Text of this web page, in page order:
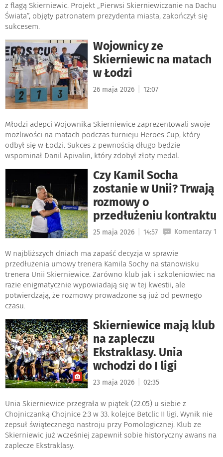
z flagą Skierniewic. Projekt „Pierwsi Skierniewiczanie na Dachu
Świata”, objęty patronatem prezydenta miasta, zakończył się
sukcesem.
Wojownicy ze
Skierniewic na matach
w Łodzi
26 maja 2026 12:07
Młodzi adepci Wojownika Skierniewice zaprezentowali swoje
możliwości na matach podczas turnieju Heroes Cup, który
odbył się w Łodzi. Sukces z pewnością długo będzie
wspominał Danil Apivalin, który zdobył złoty medal.
Czy Kamil Socha
zostanie w Unii? Trwają
rozmowy o
przedłużeniu kontraktu
25 maja 2026 14:57 Komentarzy 1
W najbliższych dniach ma zapaść decyzja w sprawie
przedłużenia umowy trenera Kamila Sochy na stanowisku
trenera Unii Skierniewice. Zarówno klub jak i szkoleniowiec na
razie enigmatycznie wypowiadają się w tej kwestii, ale
potwierdzają, że rozmowy prowadzone są już od pewnego
czasu.
Skierniewice mają klub
na zapleczu
Ekstraklasy. Unia
wchodzi do I ligi
23 maja 2026 02:35
Unia Skierniewice przegrała w piątek (22.05) u siebie z
Chojniczanką Chojnice 2:3 w 33. kolejce Betclic II ligi. Wynik nie
zepsuł świątecznego nastroju przy Pomologicznej. Klub ze
Skierniewic już wcześniej zapewnił sobie historyczny awans na
zaplecze Ekstraklasy.